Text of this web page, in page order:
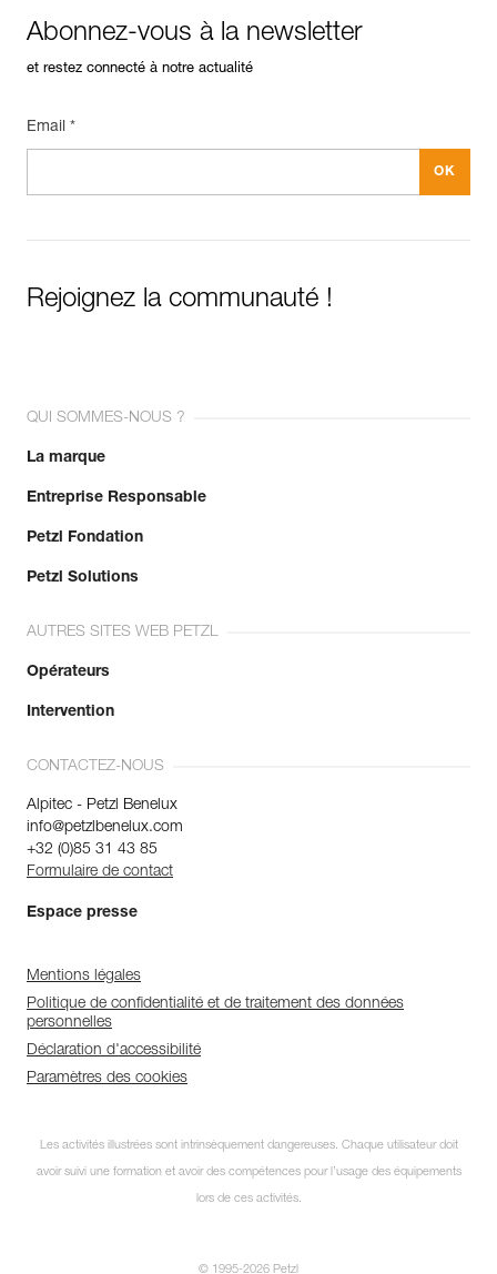
Abonnez-vous à la newsletter
et restez connecté à notre actualité
Email *
Rejoignez la communauté !
QUI SOMMES-NOUS ?
La marque
Entreprise Responsable
Petzl Fondation
Petzl Solutions
AUTRES SITES WEB PETZL
Opérateurs
Intervention
CONTACTEZ-NOUS
Alpitec - Petzl Benelux
info@petzlbenelux.com
+32 (0)85 31 43 85
Formulaire de contact
Espace presse
Mentions légales
Politique de confidentialité et de traitement des données
personnelles
Déclaration d'accessibilité
Paramètres des cookies
Les activités illustrées sont intrinsèquement dangereuses. Chaque utilisateur doit
avoir suivi une formation et avoir des compétences pour l’usage des équipements
lors de ces activités.
© 1995-2026 Petzl